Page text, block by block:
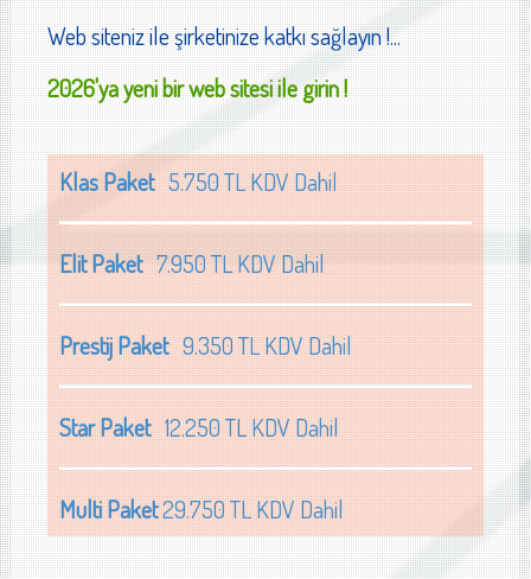
Web siteniz ile şirketinize katkı sağlayın !...
2026'ya yeni bir web sitesi ile girin !
Klas Paket5.750 TL KDV Dahil
Elit Paket7.950 TL KDV Dahil
Prestij Paket9.350 TL KDV Dahil
Star Paket12.250 TL KDV Dahil
Multi Paket29.750 TL KDV Dahil